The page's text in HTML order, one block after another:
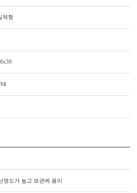
체형
명도가 높고 보관에 용이